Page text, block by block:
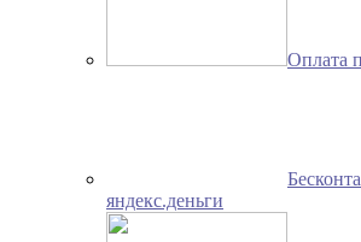
Оплата
яндекс.деньги